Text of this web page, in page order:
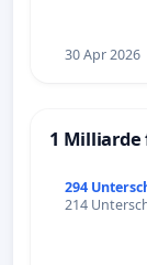
30 Apr 2026
1
294
214